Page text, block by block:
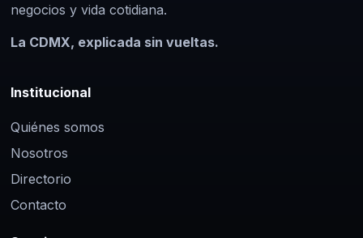
negocios y vida cotidiana.
La CDMX, explicada sin vueltas.
Institucional
Quiénes somos
Nosotros
Directorio
Contacto